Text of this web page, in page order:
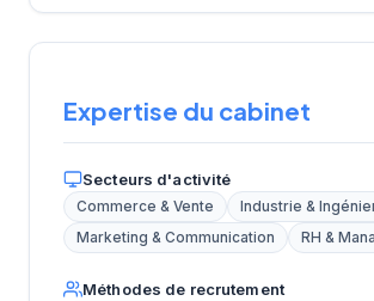
Expertise du cabinet
Secteurs d'activité
Commerce & Vente
Industrie &
Marketing & Communication
RH &
Méthodes de recrutement